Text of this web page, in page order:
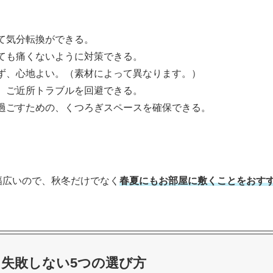
気分転換ができる。
痛くないように対策できる。
心地よい。（素材によって異なります。）
近所トラブルを回避できる。
すための、くつろぎスペースを確保できる。
いので、秋冬だけでなく 春夏にもお部屋に敷くことをおす
敗しない5つの選び方